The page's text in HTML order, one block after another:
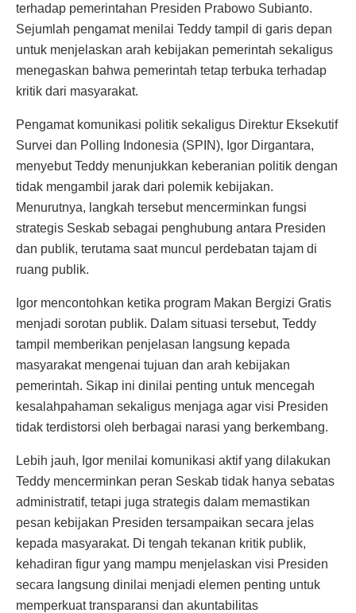
terhadap pemerintahan Presiden Prabowo Subianto.
Sejumlah pengamat menilai Teddy tampil di garis depan
untuk menjelaskan arah kebijakan pemerintah sekaligus
menegaskan bahwa pemerintah tetap terbuka terhadap
kritik dari masyarakat.
Pengamat komunikasi politik sekaligus Direktur Eksekutif
Survei dan Polling Indonesia (SPIN), Igor Dirgantara,
menyebut Teddy menunjukkan keberanian politik dengan
tidak mengambil jarak dari polemik kebijakan.
Menurutnya, langkah tersebut mencerminkan fungsi
strategis Seskab sebagai penghubung antara Presiden
dan publik, terutama saat muncul perdebatan tajam di
ruang publik.
Igor mencontohkan ketika program Makan Bergizi Gratis
menjadi sorotan publik. Dalam situasi tersebut, Teddy
tampil memberikan penjelasan langsung kepada
masyarakat mengenai tujuan dan arah kebijakan
pemerintah. Sikap ini dinilai penting untuk mencegah
kesalahpahaman sekaligus menjaga agar visi Presiden
tidak terdistorsi oleh berbagai narasi yang berkembang.
Lebih jauh, Igor menilai komunikasi aktif yang dilakukan
Teddy mencerminkan peran Seskab tidak hanya sebatas
administratif, tetapi juga strategis dalam memastikan
pesan kebijakan Presiden tersampaikan secara jelas
kepada masyarakat. Di tengah tekanan kritik publik,
kehadiran figur yang mampu menjelaskan visi Presiden
secara langsung dinilai menjadi elemen penting untuk
memperkuat transparansi dan akuntabilitas